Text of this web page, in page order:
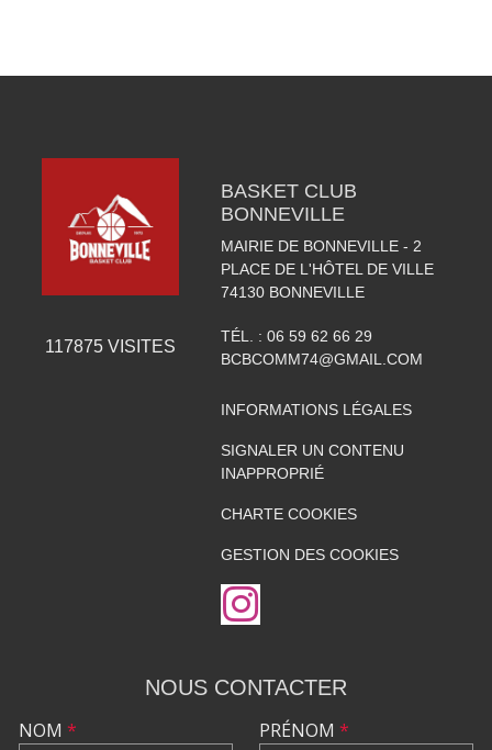
117875VISITES
BASKET CLUB
BONNEVILLE
MAIRIE DE BONNEVILLE - 2
PLACE DE L'HÔTEL DE VILLE
74130 BONNEVILLE
TÉL. : 06 59 62 66 29
BCBCOMM74@GMAIL.COM
INFORMATIONS LÉGALES
SIGNALER UN CONTENU
INAPPROPRIÉ
CHARTE COOKIES
GESTION DES COOKIES
NOUS CONTACTER
NOM * PRÉNOM *